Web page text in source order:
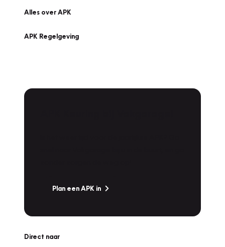
Alles over APK
APK Regelgeving
Plan een APK in
Direct naar